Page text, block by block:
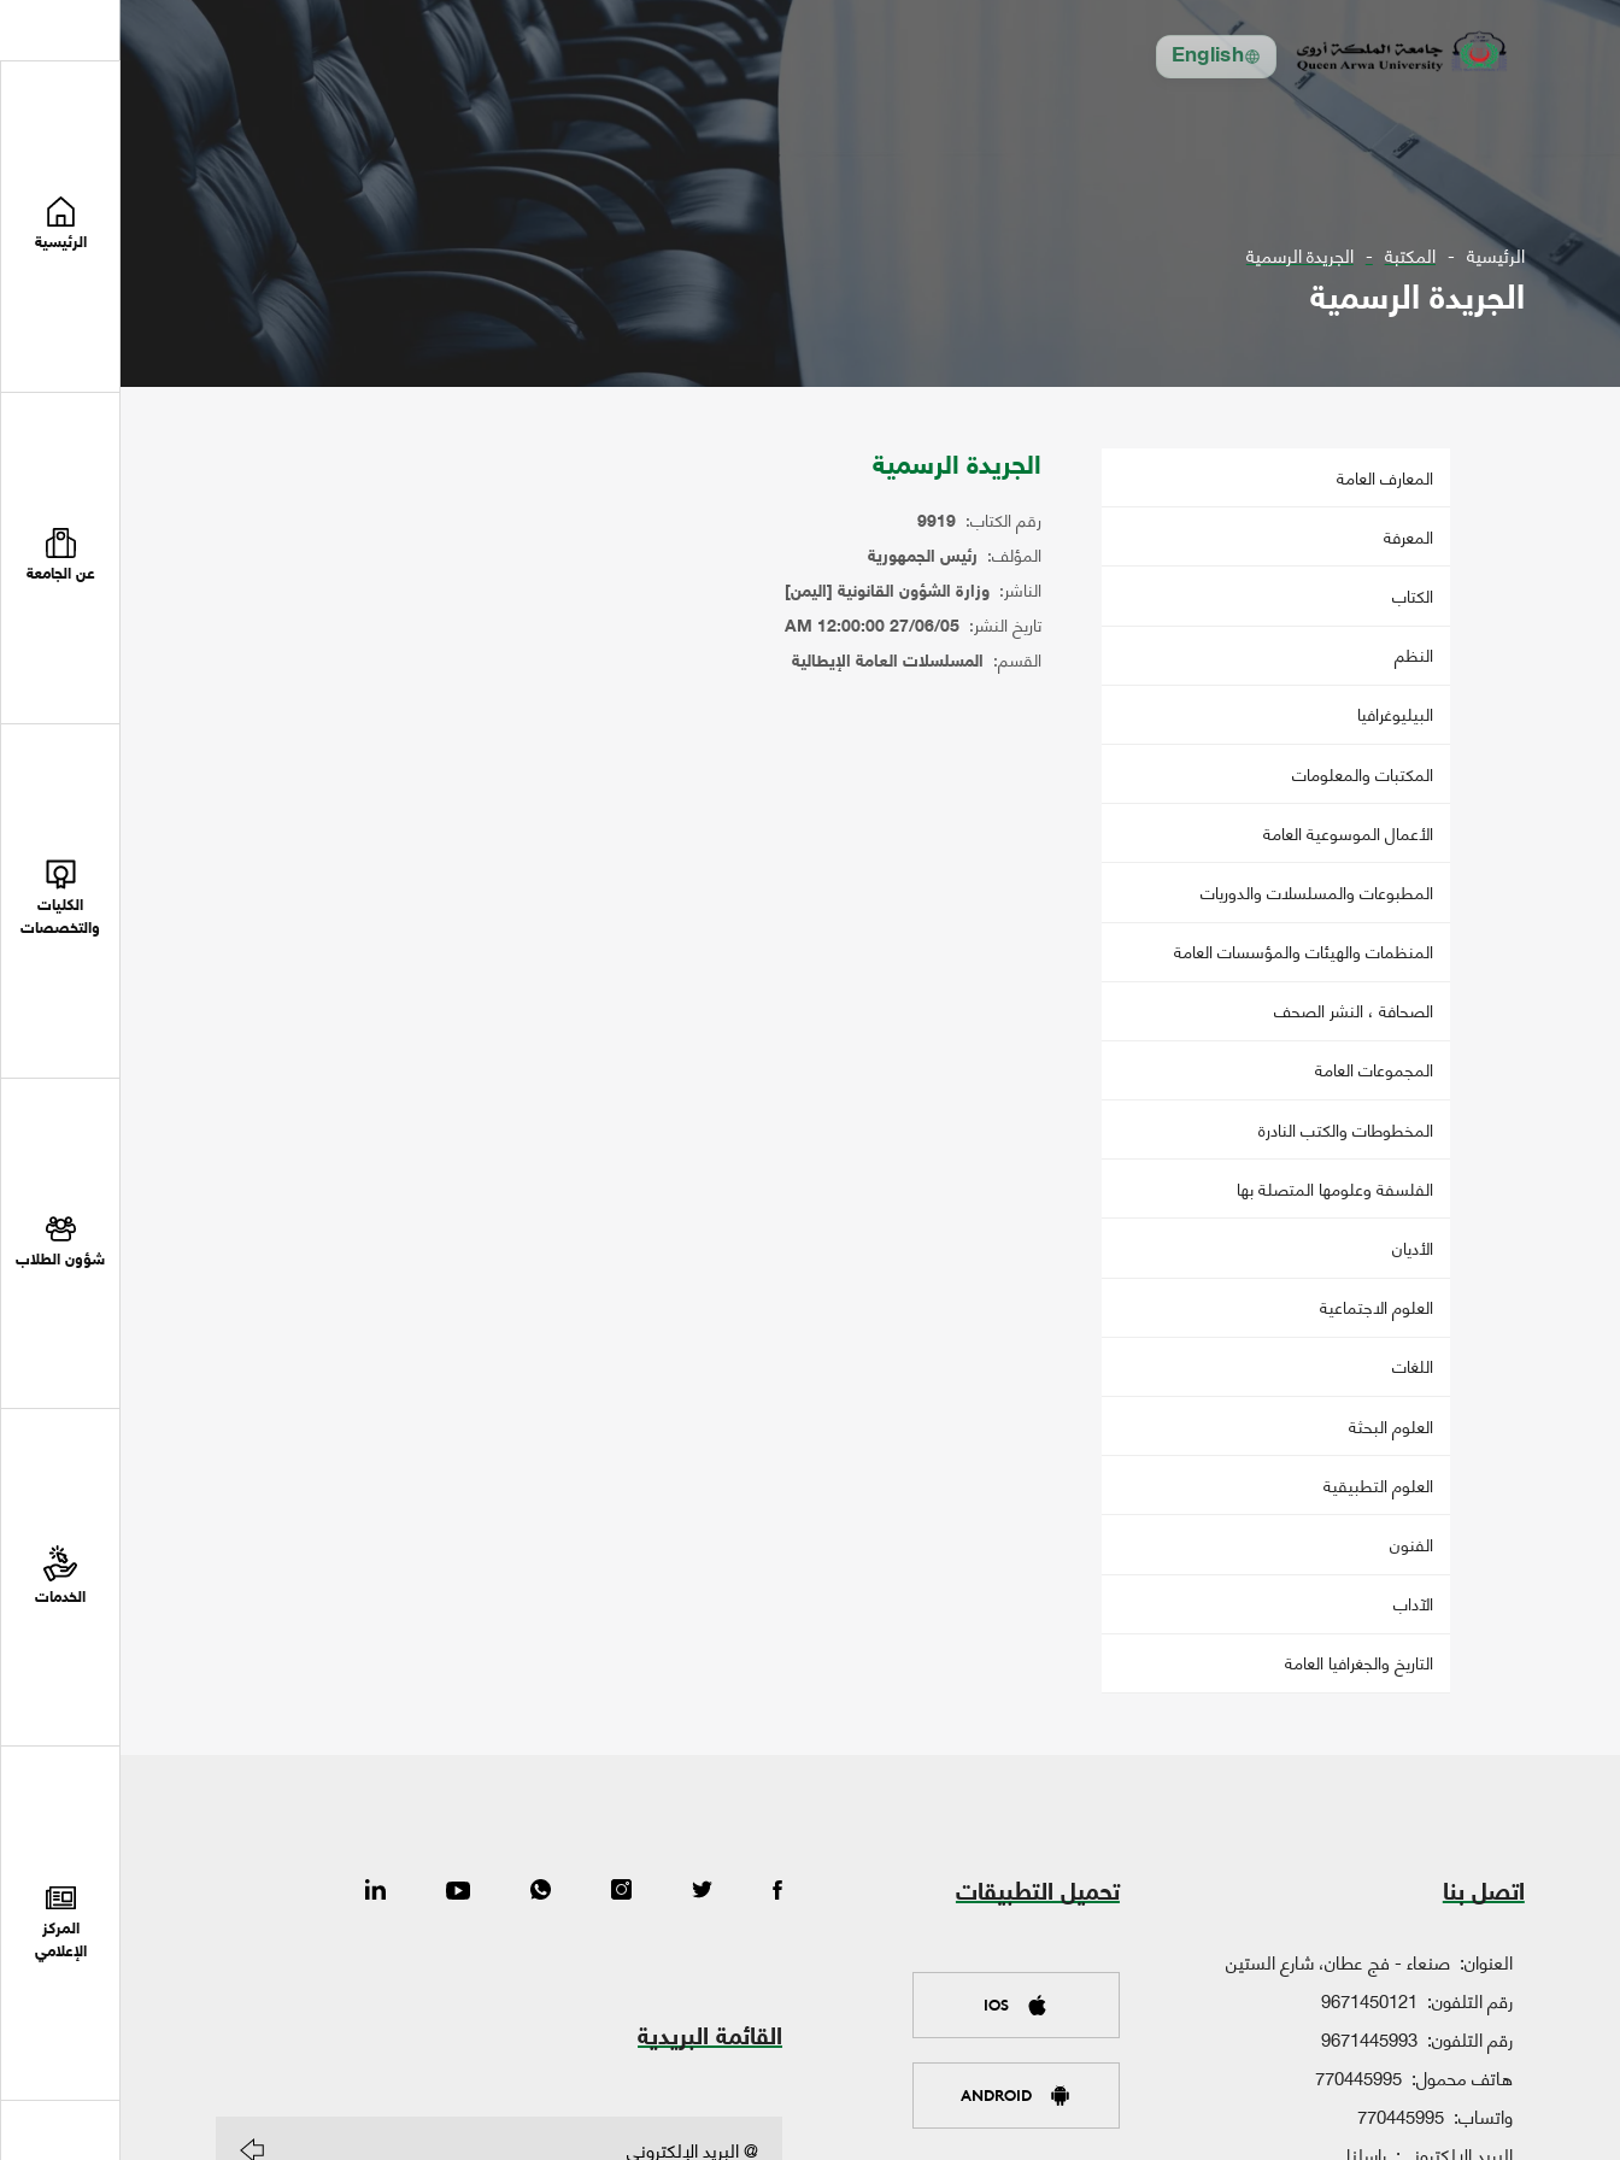
English
الرئيسية
عن الجامعة
الكليات
والتخصصات
شؤون الطلاب
الخدمات
المركز
الإعلامي
الرئيسية المكتبة الجريدة الرسمية
الجريدة الرسمية
المعارف العامة
المعرفة
الكتاب
النظم
البيليوغرافيا
المكتبات والمعلومات
الأعمال الموسوعية العامة
المطبوعات والمسلسلات والدوريات
المنظمات والهيئات والمؤسسات العامة
الصحافة ، النشر الصحف
المجموعات العامة
المخطوطات والكتب النادرة
الفلسفة وعلومها المتصلة بها
الأديان
العلوم الاجتماعية
اللغات
العلوم البحثة
العلوم التطبيقية
الفنون
الآداب
التاريخ والجغرافيا العامة
الجريدة الرسمية
رقم الكتاب: 9919
المؤلف: رئيس الجمهورية
الناشر: وزارة الشؤون القانونية [اليمن]
تاريخ النشر: 27/06/05 12:00:00 AM
القسم: المسلسلات العامة الإيطالية
اتصل بنا
العنوان: صنعاء - فج عطان، شارع الستين
رقم التلفون: 9671450121
رقم التلفون: 9671445993
هاتف محمول: 770445995
واتساب: 770445995
تحميل التطبيقات
IOS
ANDROID
القائمة البريدية